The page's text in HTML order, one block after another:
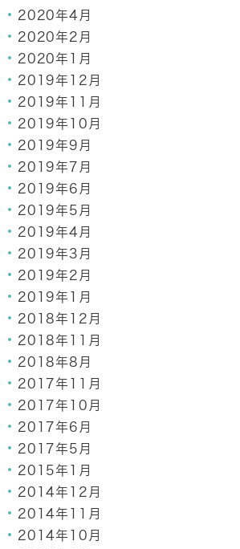
2020年4月
2020年2月
2020年1月
2019年12月
2019年11月
2019年10月
2019年9月
2019年7月
2019年6月
2019年5月
2019年4月
2019年3月
2019年2月
2019年1月
2018年12月
2018年11月
2018年8月
2017年11月
2017年10月
2017年6月
2017年5月
2015年1月
2014年12月
2014年11月
2014年10月